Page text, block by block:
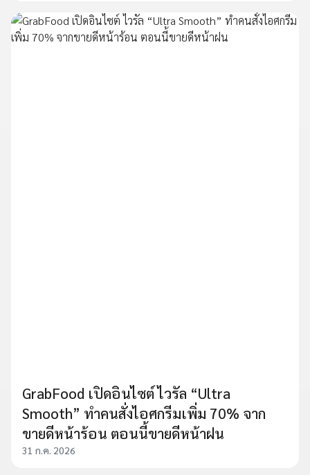
GrabFood เปิดอินไซต์ ไวรัล “Ultra
Smooth” ทำคนสั่งไอศกรีมเพิ่ม 70% จาก
ขายดีหน้าร้อน ตอนนี้ขายดีหน้าฝน
31 ก.ค. 2026